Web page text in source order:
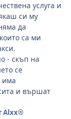
услуга и
си му
да
са ми
- скъп на
се
има
и вършат
Alxx®